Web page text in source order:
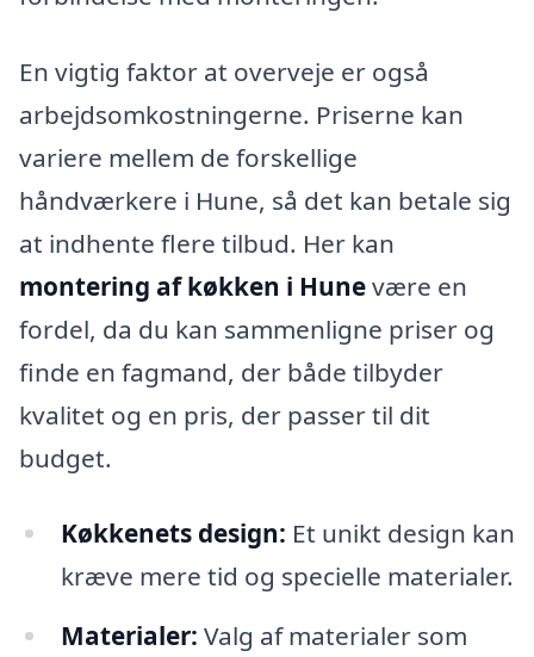
En vigtig faktor at overveje er også
arbejdsomkostningerne. Priserne kan
variere mellem de forskellige
håndværkere i Hune, så det kan betale sig
at indhente flere tilbud. Her kan
montering af køkken i Hunevære en
fordel, da du kan sammenligne priser og
finde en fagmand, der både tilbyder
kvalitet og en pris, der passer til dit
budget.
Køkkenets design: Et unikt design kan
kræve mere tid og specielle materialer.
Materialer: Valg af materialer som